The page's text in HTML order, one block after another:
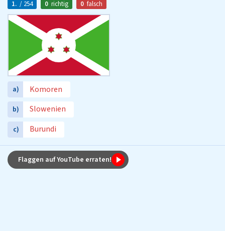
1. / 254 0 richtig 0 falsch
a) Komoren
b) Slowenien
c) Burundi
Flaggen auf YouTube erraten!